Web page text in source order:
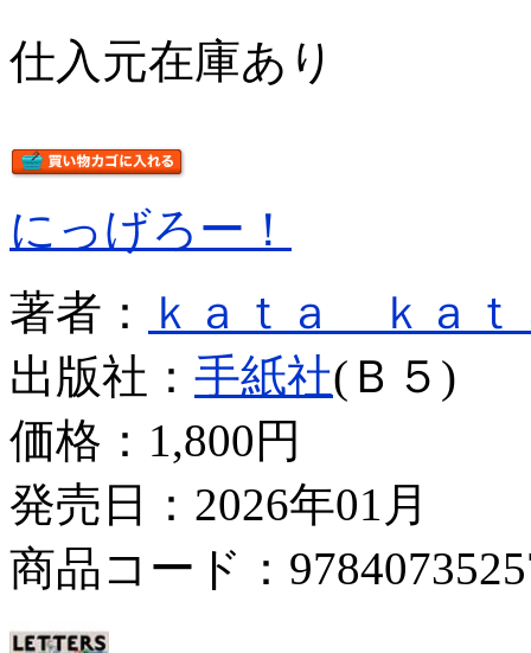
仕入元在庫あり
にっげろー！
著者：
ｋａｔａ ｋａｔ
出版社： 手紙社(Ｂ５)
価格： 1,800円
発売日：2026年01月
商品コード：